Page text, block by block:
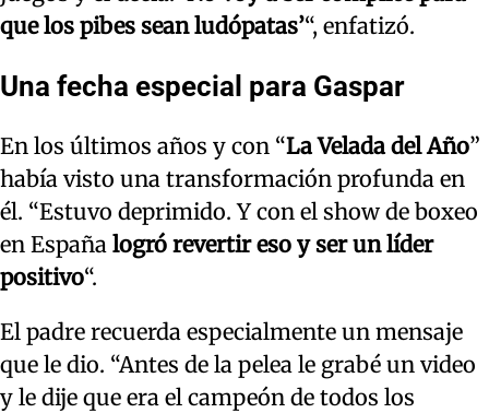
que los pibes sean ludópatas’“, enfatizó.
Una fecha especial para Gaspar
En los últimos años y con “La Velada del Año”
había visto una transformación profunda en
él. “Estuvo deprimido. Y con el show de boxeo
en España logró revertir eso y ser un líder
positivo“.
El padre recuerda especialmente un mensaje
que le dio. “Antes de la pelea le grabé un video
y le dije que era el campeón de todos los